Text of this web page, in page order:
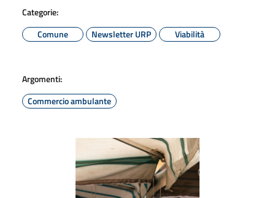
Categorie:
Comune
Newsletter URP Viabilità
Argomenti:
Commercio ambulante